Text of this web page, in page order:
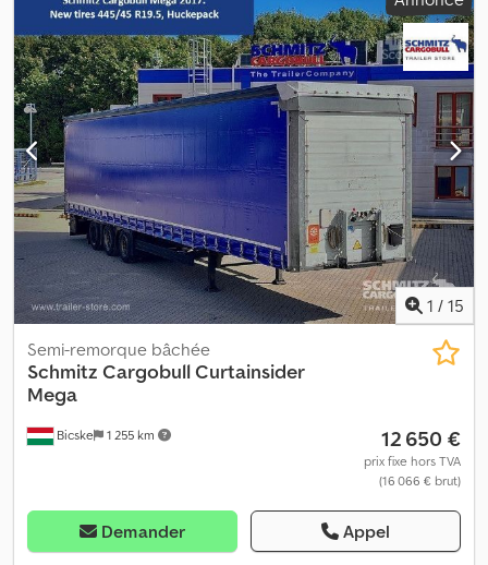
freinage électronique (EBS), prises 1x15 et 2x7 broches, système
antispray. Retrouvez un aperçu de tous les véhicules disponibles
sur notre site internet. Besoin d’un financement ? Nous
proposons des solutions de financement personnalisées, des
contrats de service complet et des services télématiques. Nous
serions ravis de vous conseiller personnellement. Dcedpfx
Aleztgyuj Sok
1 / 15
Bicske 1 255 km
Semi-remorque bâchée
Schmitz CargobullCurtainsider
Mega
12 650 €
prix fixe hors TVA
(16 066 € brut)
Demander Appel